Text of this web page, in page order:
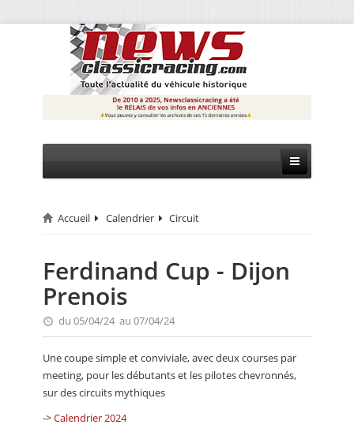
CIRCUIT
RALLYE
MONTAGNE
EVÈNEMENTS
CALENDRIER
FOCUS
VIDEO
Accueil Calendrier Circuit
Ferdinand Cup - Dijon
Prenois
du 05/04/24 au 07/04/24
Une coupe simple et conviviale, avec deux courses par
meeting, pour les débutants et les pilotes chevronnés,
sur des circuits mythiques
->Calendrier 2024